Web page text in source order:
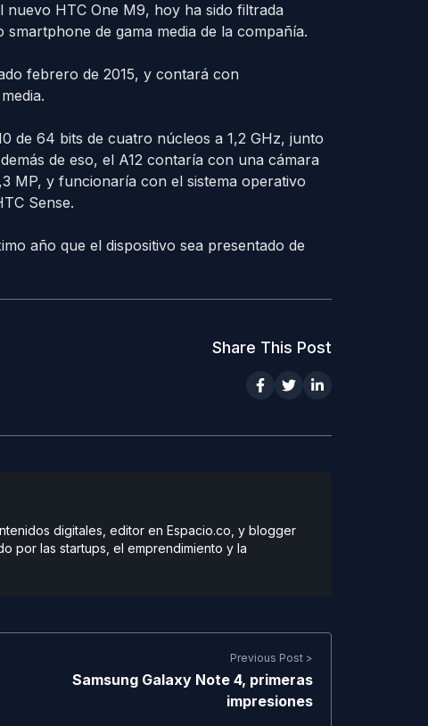
HTC One M9, hoy ha sido filtrada
de gama media de la compañía.
febrero de 2015, y contará con
de 64 bits de cuatro núcleos a 1,2 GHz, junto
de eso, el A12 contaría con una cámara
MP, y funcionaría con el sistema operativo
Sense.
año que el dispositivo sea presentado de
Share This Post
digitales, editor en Espacio.co, y blogger
por las startups, el emprendimiento y la
Previous Post >
Samsung Galaxy Note 4, primeras
impresiones